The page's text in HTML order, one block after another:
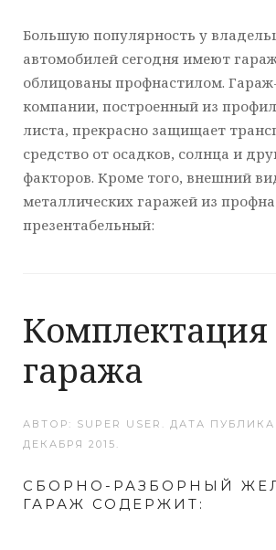
Большую популярность у
автомобилей сегодня имеют
облицованы профнастилом.
компании, построенный из
листа, прекрасно защищает
средство от осадков, солнца и
факторов. Кроме того, внешний
металлических гаражей из
презентабельный:
Комплектация
гаража
АВТОР: SUPER USER. ДАТА
ДЕКАБРЯ 2015 .
СБОРНО-РАЗБОРНЫЙ
ГАРАЖ СОДЕРЖИТ: